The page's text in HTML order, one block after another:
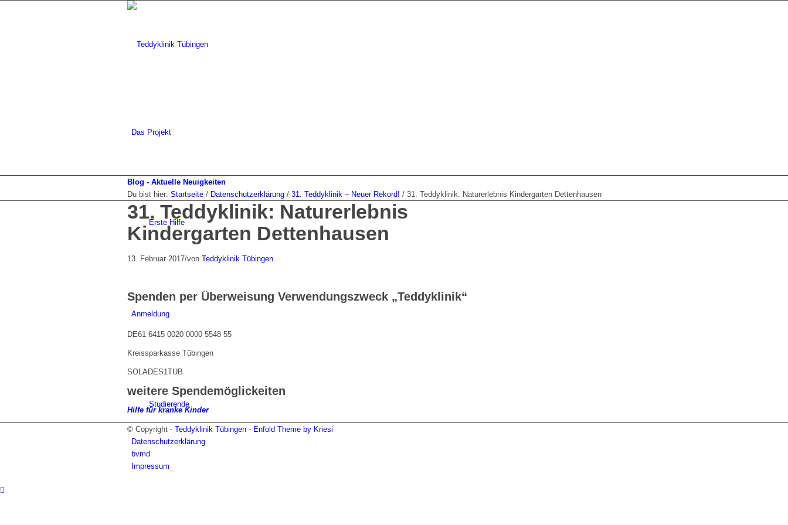
Das Projekt
Erste Hilfe
Anmeldung
Studierende
Blog - Aktuelle Neuigkeiten
Du bist hier: Startseite / Datenschutzerklärung / 31. Teddyklinik – Neuer Rekord! / 31. Teddyklinik: Naturerlebnis Kindergarten Dettenhausen
31. Teddyklinik: Naturerlebnis
Kindergarten Dettenhausen
13. Februar 2017/von Teddyklinik Tübingen
Spenden per Überweisung Verwendungszweck „Teddyklinik“
DE61 6415 0020 0000 5548 55
Kreissparkasse Tübingen
SOLADES1TUB
weitere Spendemöglickeiten
Hilfe für kranke Kinder
© Copyright - Teddyklinik Tübingen - Enfold Theme by Kriesi
Datenschutzerklärung
bvmd
Impressum